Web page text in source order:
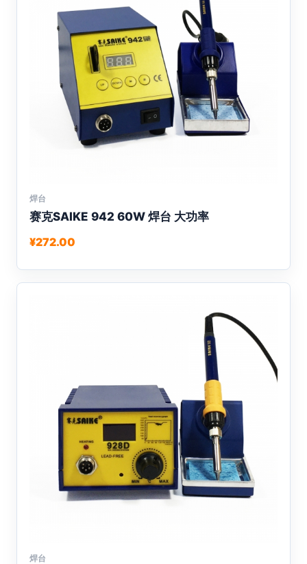
焊台
赛克SAIKE 942 60W 焊台 大功率
¥272.00
本
产
有
多
种
焊台
本